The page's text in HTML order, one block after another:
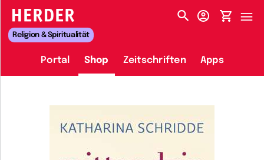
HERDER-MENÜ
Religion & Spiritualität
Portal Shop Zeitschriften Apps